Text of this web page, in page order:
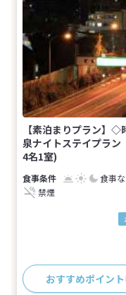
【素泊まりプラン】
泉ナイトステイプラ
4名1室)
食事
禁煙
おすすめポイント